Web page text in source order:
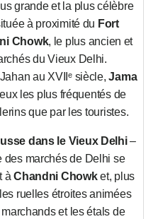
grande et la plus célèbre
à proximité du Fort
Chowk, le plus ancien et
du Vieux Delhi.
au XVIIᵉ siècle,Jama
les plus fréquentés de
que par les touristes.
dans le Vieux Delhi–
des marchés de Delhi se
àChandni Chowket, plus
ruelles étroites animées
et les étals de